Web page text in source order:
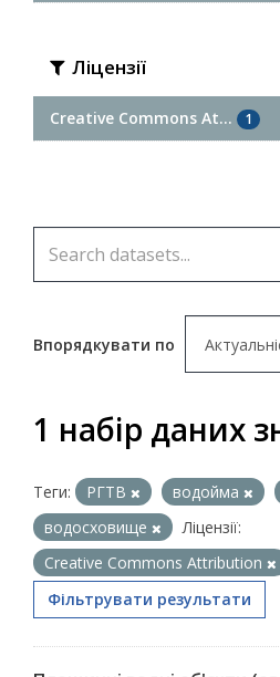
Ліцензії
Creative Commons At... 1
Впорядкувати по
1 набір даних
Теги: РГТВ водойма
водосховище
Ліцензії:
Creative Commons Attribution
Фільтрувати результати